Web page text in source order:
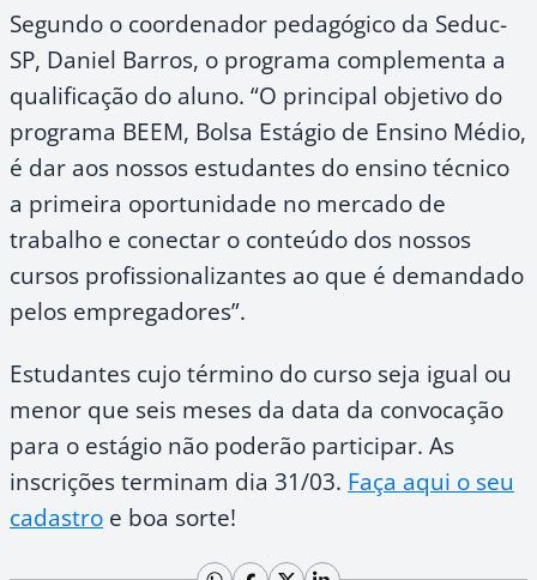
Segundo o coordenador pedagógico da Seduc-
SP, Daniel Barros, o programa complementa a
qualificação do aluno. “O principal objetivo do
programa BEEM, Bolsa Estágio de Ensino Médio,
é dar aos nossos estudantes do ensino técnico
a primeira oportunidade no mercado de
trabalho e conectar o conteúdo dos nossos
cursos profissionalizantes ao que é demandado
pelos empregadores”.
Estudantes cujo término do curso seja igual ou
menor que seis meses da data da convocação
para o estágio não poderão participar. As
inscrições terminam dia 31/03. Faça aqui o seu
cadastro e boa sorte!